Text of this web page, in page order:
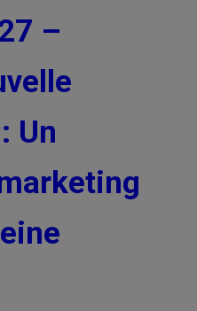
–
Un